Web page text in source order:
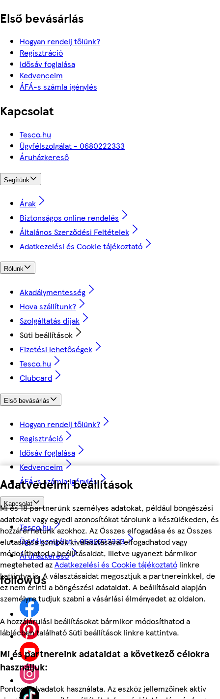
Adatvédelmi beállítások
Mi és 18 partnerünk személyes adatokat, például böngészési
adatokat vagy egyedi azonosítókat tárolunk a készülékeden, és
hozzáférhetünk azokhoz. Az Összes elfogadása és az Összes
elutasítása gombok kiválasztásával elfogadhatod vagy
módosíthatod a beállításaidat, illetve ugyanezt bármikor
megteheted azAdatkezelési és Cookie tájékoztató linkre
kattintva is. A választásaidat megosztjuk a partnereinkkel, de
ez nem érinti a böngészési adataidat. A beállításaid alapján
személyre tudjuk szabni a vásárlási élményedet az oldalon.
A hozzájárulási beállításokat bármikor módosíthatod a
láblécben található Süti beállítások linkre kattintva.
Mi és partnereink adataidat a következő célokra
használjuk:
Pontos helyadatok használata. Az eszköz jellemzőinek aktív
Első bevásárlás
Hogyan rendelj tőlünk?
Regisztráció
Idősáv foglalása
Kedvenceim
ÁFÁ-s számla igénylés
Kapcsolat
Tesco.hu
Ügyfélszolgálat - 0680222333
Áruházkereső
Segítünk
Árak
Biztonságos online rendelés
Általános Szerződési Feltételek
Adatkezelési és Cookie tájékoztató
Rólunk
Akadálymentesség
Hova szállítunk?
Szolgáltatás díjak
Süti beállítások
Fizetési lehetőségek
Tesco.hu
Clubcard
Első bevásárlás
Hogyan rendelj tőlünk?
Regisztráció
Idősáv foglalása
Kedvenceim
ÁFÁ-s számla igénylés
Kapcsolat
Tesco.hu
Ügyfélszolgálat - 0680222333
Áruházkereső
followUs